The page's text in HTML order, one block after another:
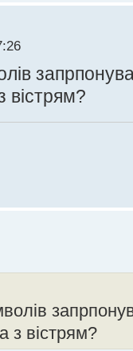
вістрям?
з вістрям?